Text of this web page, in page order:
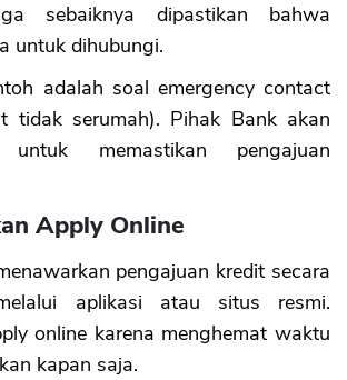
sebaiknya dipastikan bahwa
untuk dihubungi.
adalah soal emergency contact
tidak serumah). Pihak Bank akan
untuk memastikan pengajuan
Apply Online
pengajuan kredit secara
aplikasi atau situs resmi.
online karena menghemat waktu
kapan saja.